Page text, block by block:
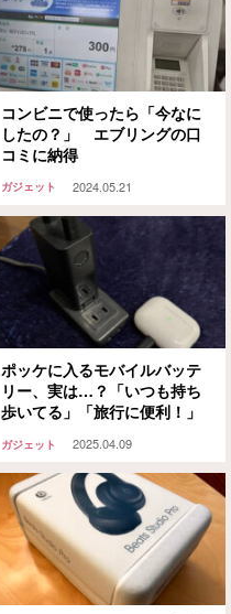
コンビニで使ったら「今なに
したの？」 エブリングの口
コミに納得
ガジェット 2024.05.21
ポッケに入るモバイルバッテ
リー、実は…？「いつも持ち
歩いてる」「旅行に便利！」
ガジェット 2025.04.09